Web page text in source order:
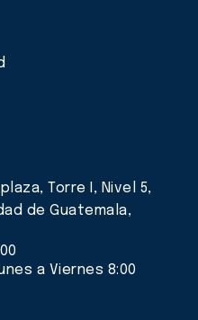
Torre I, Nivel 5,
de Guatemala,
a Viernes 8:00